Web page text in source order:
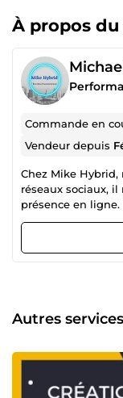
À propos
Commande en
Vendeur depuis
Chez Mike Hybrid,
réseaux sociaux,
présence en
essentiel de
interagit
que les produits
défendront
exponentiel d'une
C'est pourquoi
d'attirer,
communautés
Autres